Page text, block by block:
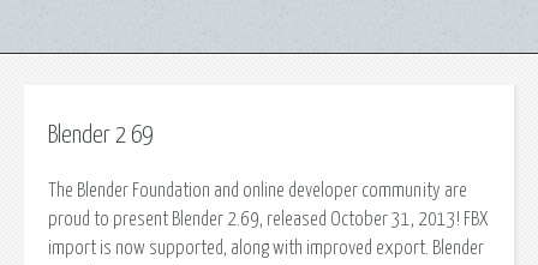
Blender 2 69
The Blender Foundation and online developer community are
proud to present Blender 2.69, released October 31, 2013! FBX
import is now supported, along with improved export. Blender